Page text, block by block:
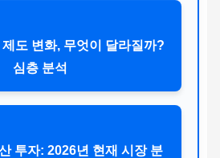
도 변화, 무엇이 달라질까?
심층 분석
투자: 2026년 현재 시장 분